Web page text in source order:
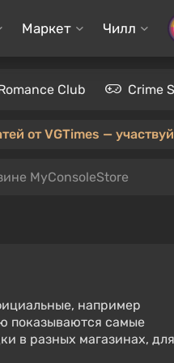
Маркет Чилл
Club Crime
от VGTimes —
MyConsoleStore
например
показываются самые
в разных магазинах, для